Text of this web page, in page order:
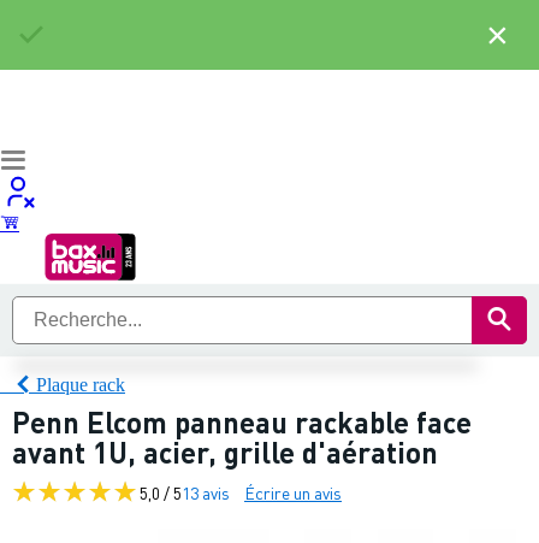
Plaque rack
Penn Elcom panneau rackable face
avant 1U, acier, grille d'aération
5,0 / 513 avis Écrire un avis
×